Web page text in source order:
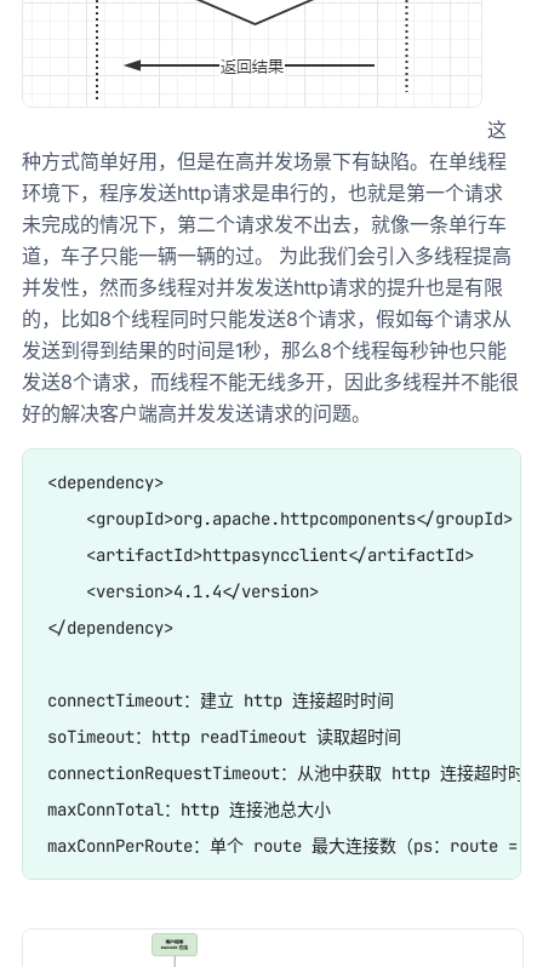
这
种方式简单好用，但是在高并发场景下有缺陷。在单线程
环境下，程序发送http请求是串行的，也就是第一个请求
未完成的情况下，第二个请求发不出去，就像一条单行车
道，车子只能一辆一辆的过。 为此我们会引入多线程提高
并发性，然而多线程对并发发送http请求的提升也是有限
的，比如8个线程同时只能发送8个请求，假如每个请求从
发送到得到结果的时间是1秒，那么8个线程每秒钟也只能
发送8个请求，而线程不能无线多开，因此多线程并不能很
好的解决客户端高并发发送请求的问题。
<dependency>
    <groupId>org.apache.httpcomponents</groupId>
    <artifactId>httpasyncclient</artifactId>
    <version>4.1.4</version>
</dependency>
connectTimeout：建立 http 连接超时时间
soTimeout：http readTimeout 读取超时间
connectionRequestTimeout：从池中获取 http 连接超时时间
maxConnTotal：http 连接池总大小